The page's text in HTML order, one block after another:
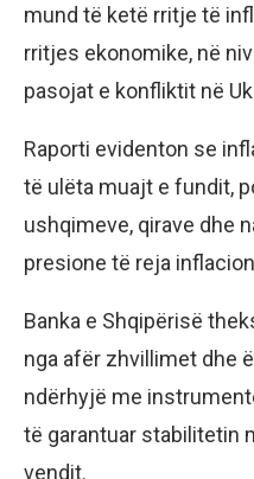
mund të ketë rritje të
rritjes ekonomike, në
pasojat e konfliktit në
Raporti evidenton se
të ulëta muajt e fundit,
ushqimeve, qirave dhe
presione të reja
Banka e Shqipërisë
nga afër zhvillimet dhe
ndërhyjë me
të garantuar stabilitetin
vendit.